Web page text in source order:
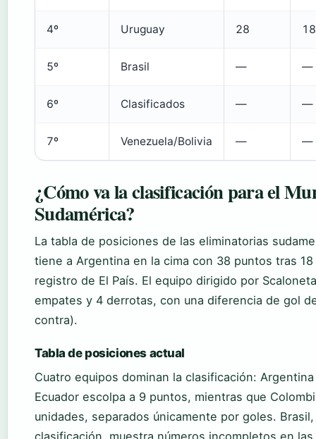
4º Uruguay 28 18
5º Brasil — —
6º Clasificados — —
7º Venezuela/Bolivia — —
¿Cómo va la clasificación para el
Sudamérica?
La tabla de posiciones de las eliminatorias
tiene a Argentina en la cima con 38 puntos tras
registro de El País. El equipo dirigido por
empates y 4 derrotas, con una diferencia de gol
contra).
Tabla de posiciones actual
Cuatro equipos dominan la clasificación:
Ecuador escolpa a 9 puntos, mientras que
unidades, separados únicamente por goles.